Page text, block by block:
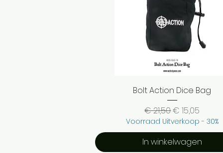
Snel overzicht
Bolt Action Dice Bag
Normale prijs
€ 21,50Verkoopprijs
€ 15,05
Voorraad Uitverkoop - 30%
In winkelwagen